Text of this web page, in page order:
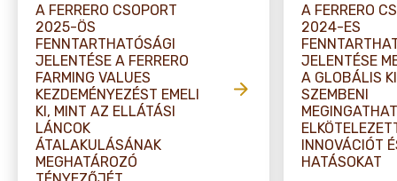
A FERRERO CSOPORT
2025-ÖS
FENNTARTHATÓSÁGI
JELENTÉSE A FERRERO
FARMING VALUES
KEZDEMÉNYEZÉST EMELI
KI, MINT AZ ELLÁTÁSI
LÁNCOK
ÁTALAKULÁSÁNAK
MEGHATÁROZÓ
A FERRERO
2024-ES
JELENTÉSE
A GLOBÁLIS
SZEMBENI
INNOVÁCIÓT
HATÁSOKAT